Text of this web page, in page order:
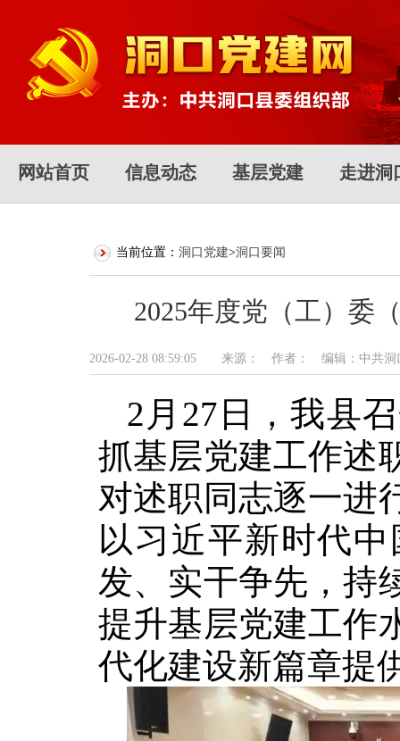
网站首页 信息动态 基层党建 走进洞
当前位置： 洞口党建>洞口要闻
2025年度党（工）委
2026-02-28 08:59:05 来源： 作者： 编辑：中共
2月27日，我县
抓基层党建工作述
对述职同志逐一进
以习近平新时代
发、实干争先，持
提升基层党建工作
代化建设新篇章提